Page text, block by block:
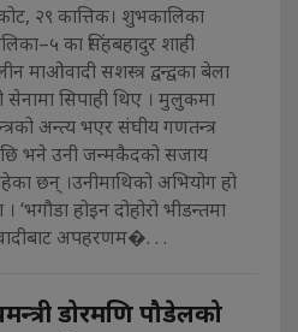
२९ कात्तिक। शुभकालिका
का सिंहबहादुर शाही
माओवादी सशस्त्र द्वन्द्वका बेला
सेनामा सिपाही थिए । मुलुकमा
अन्त्य भएर संघीय गणतन्त्र
भने उनी जन्मकैदको सजाय
छन् ।उनीमाथिको अभियोग हो
। ‘भगौडा होइन दोहोरो भीडन्तमा
अपहरणम�. . .
डोरमणि पौडेलको